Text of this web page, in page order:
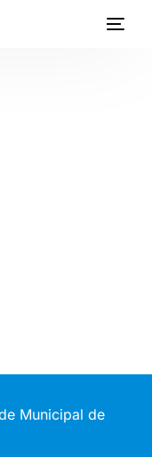
Municipal de